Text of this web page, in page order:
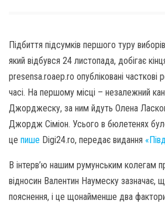
Підбиття підсумків першого туру
який відбувся 24 листопада, добігає
presensa.roaep.ro опубліковані часткові
часі. На першому місці – незалежний
Джорджеску, за ним йдуть Олена
Джордж Сіміон. Усього в бюлетенях
це пише Digi24.ro, передає видання
В інтерв’ю нашим румунським колегам
відносин Валентин Наумеску зазначає,
пояснення, і це щонайменше два